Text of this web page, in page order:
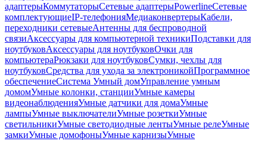
адаптерыКоммутаторыСетевые адаптерыPowerlineСетевые
комплектующиеIP-телефонияМедиаконвертерыКабели,
переходники сетевыеАнтенны для беспроводной
связиАксессуары для компьютерной техникиПодставки для
ноутбуковАксессуары для ноутбуковОчки для
компьютераРюкзаки для ноутбуковСумки, чехлы для
ноутбуковСредства для ухода за электроникойПрограммное
обеспечениеСистема Умный домУправление умным
домомУмные колонки, станцииУмные камеры
видеонаблюденияУмные датчики для домаУмные
лампыУмные выключателиУмные розеткиУмные
светильникиУмные светодиодные лентыУмные релеУмные
замкиУмные домофоныУмные карнизыУмные